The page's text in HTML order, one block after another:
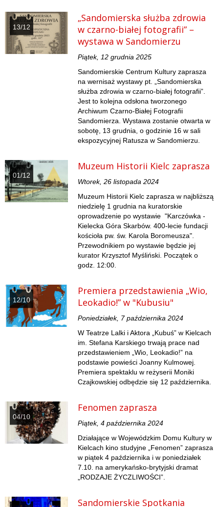
13/12
„Sandomierska służba zdrowia
w czarno-białej fotografii” –
wystawa w Sandomierzu
Piątek, 12 grudnia 2025
Sandomierskie Centrum Kultury zaprasza
na wernisaż wystawy pt. „Sandomierska
służba zdrowia w czarno-białej fotografii”.
Jest to kolejna odsłona tworzonego
Archiwum Czarno-Białej Fotografii
Sandomierza. Wystawa zostanie otwarta w
sobotę, 13 grudnia, o godzinie 16 w sali
ekspozycyjnej Ratusza w Sandomierzu.
01/12
Muzeum Historii Kielc zaprasza
Wtorek, 26 listopada 2024
Muzeum Historii Kielc zaprasza w najbliższą
niedzielę 1 grudnia na kuratorskie
oprowadzenie po wystawie "Karczówka -
Kielecka Góra Skarbów. 400-lecie fundacji
kościoła pw. św. Karola Boromeusza".
Przewodnikiem po wystawie będzie jej
kurator Krzysztof Myśliński. Początek o
godz. 12:00.
12/10
Premiera przedstawienia „Wio,
Leokadio!” w "Kubusiu"
Poniedziałek, 7 października 2024
W Teatrze Lalki i Aktora „Kubuś” w Kielcach
im. Stefana Karskiego trwają prace nad
przedstawieniem „Wio, Leokadio!” na
podstawie powieści Joanny Kulmowej.
Premiera spektaklu w reżyserii Moniki
Czajkowskiej odbędzie się 12 października.
04/10
Fenomen zaprasza
Piątek, 4 października 2024
Działające w Wojewódzkim Domu Kultury w
Kielcach kino studyjne „Fenomen” zaprasza
w piątek 4 października i w poniedziałek
7.10. na amerykańsko-brytyjski dramat
„RODZAJE ŻYCZLIWOŚCI”.
Sandomierskie Spotkania